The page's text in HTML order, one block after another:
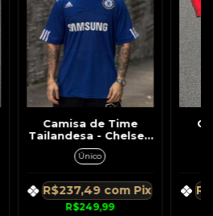
Camisa de Time
Tailandesa - Chelsea
Retrô Azul Nº 13
Ballack 07/08
Único
R$249,99
R$237,49 com Pix